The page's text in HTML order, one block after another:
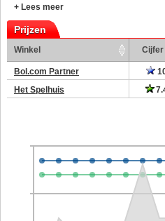
+ Lees meer
Prijzen
Winkel Cijfer
Bol.com Partner
Het Spelhuis